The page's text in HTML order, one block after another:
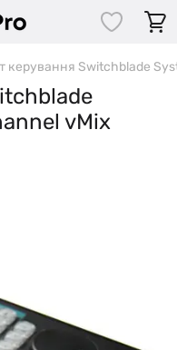
керування Switchblade
vMix